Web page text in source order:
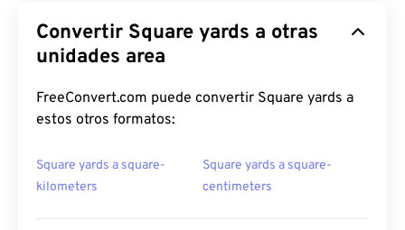
Convertir Square yards a otras
unidades area
FreeConvert.com puede convertir Square yards a
estos otros formatos:
Square yards a square-
kilometers
Square yards a square-
centimeters